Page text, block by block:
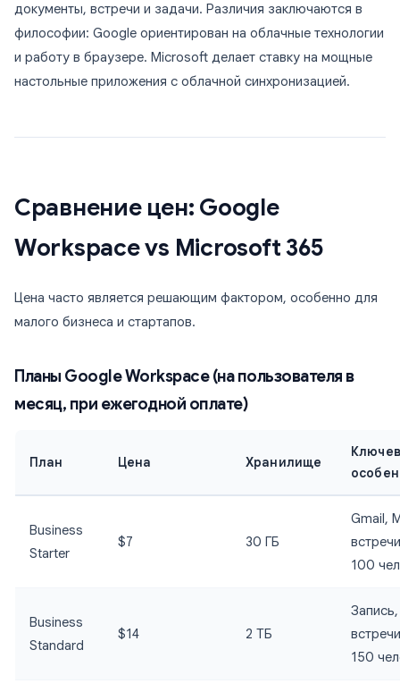
документы, встречи и задачи. Различия заключаются в
философии: Google ориентирован на облачные технологии
и работу в браузере. Microsoft делает ставку на мощные
настольные приложения с облачной синхронизацией.
Сравнение цен: Google
Workspace vs Microsoft 365
Цена часто является решающим фактором, особенно для
малого бизнеса и стартапов.
Планы Google Workspace (на пользователя в
месяц, при ежегодной оплате)
План Цена Хранилище
Business
Starter
$7 30 ГБ
Gmail,
100
Business
Standard
$14 2 ТБ
Запись,
150